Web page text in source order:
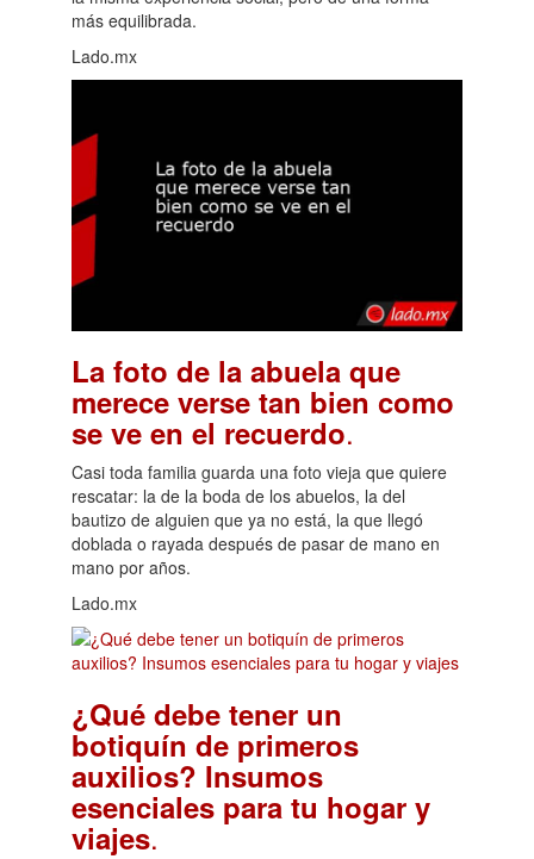
más equilibrada.
Lado.mx
La foto de la abuela que
merece verse tan bien como
se ve en el recuerdo.
Casi toda familia guarda una foto vieja que quiere
rescatar: la de la boda de los abuelos, la del
bautizo de alguien que ya no está, la que llegó
doblada o rayada después de pasar de mano en
mano por años.
Lado.mx
¿Qué debe tener un
botiquín de primeros
auxilios? Insumos
esenciales para tu hogar y
viajes.